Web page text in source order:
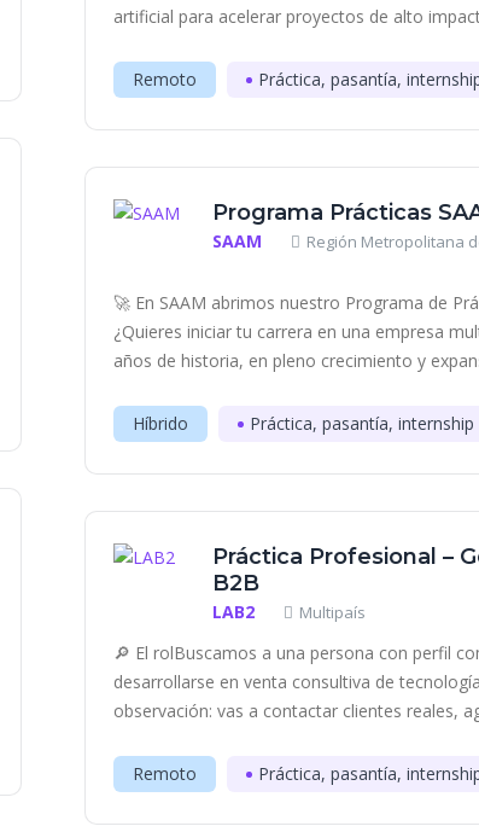
artificial para acelerar proyectos de alto
Remoto Práctica, pasantía,
Programa Prácticas
SAAM Región Metropolitana
🚀 En SAAM abrimos nuestro Programa de
¿Quieres iniciar tu carrera en una empresa
años de historia, en pleno crecimiento y
Híbrido Práctica, pasantía, internship
Práctica Profesional –
B2B
LAB2 Multipaís
🔎 El rolBuscamos a una persona con perfil
desarrollarse en venta consultiva de
observación: vas a contactar clientes reales,
Remoto Práctica, pasantía,